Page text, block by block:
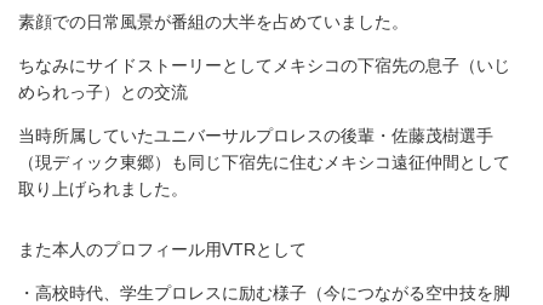
素顔での日常風景が番組の大半を占めていました。
ちなみにサイドストーリーとしてメキシコの下宿先の息子（いじ
められっ子）との交流
当時所属していたユニバーサルプロレスの後輩・佐藤茂樹選手
（現ディック東郷）も同じ下宿先に住むメキシコ遠征仲間として
取り上げられました。
また本人のプロフィール用VTRとして
・高校時代、学生プロレスに励む様子（今につながる空中技を脚